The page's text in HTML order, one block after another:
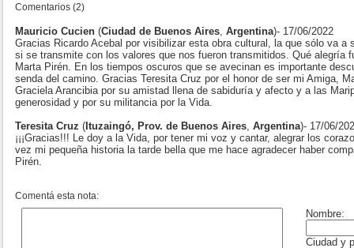
Comentarios (2)
Mauricio Cucien (Ciudad de Buenos Aires, Argentina)- 17/06/2022
Gracias Ricardo Acebal por visibilizar esta obra cultural, la que sólo va a
si se transmite con los valores que nos fueron transmitidos. Qué alegría
Marta Pirén. En los tiempos oscuros que se avecinan es importante
senda del camino. Gracias Teresita Cruz por el honor de ser mi Amiga,
Graciela Arancibia por su amistad llena de sabiduría y afecto y a las
generosidad y por su militancia por la Vida.
Teresita Cruz ( Ituzaingó, Prov. de Buenos Aires, Argentina)- 17/06/
¡¡¡Gracias!!! Le doy a la Vida, por tener mi voz y cantar, alegrar los
vez mi pequeña historia la tarde bella que me hace agradecer haber
Pirén.
Comentá esta nota: